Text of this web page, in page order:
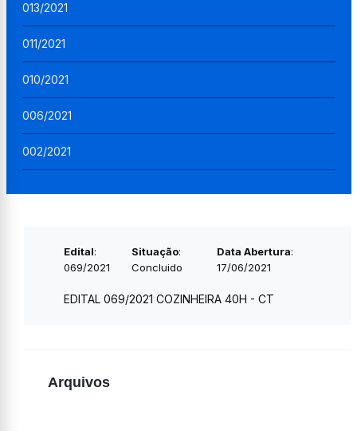
013/2021
011/2021
010/2021
006/2021
002/2021
Edital:
069/2021
Situação:
Concluido
Data Abertura:
17/06/2021
EDITAL 069/2021 COZINHEIRA 40H - CT
Arquivos